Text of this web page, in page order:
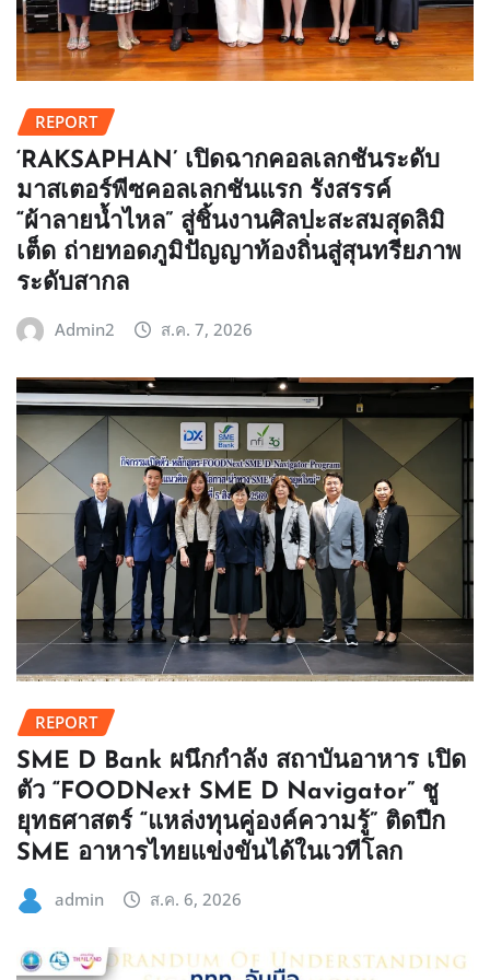
REPORT
‘RAKSAPHAN’ เปิดฉากคอลเลกชันระดับ
มาสเตอร์พีซคอลเลกชันแรก รังสรรค์
“ผ้าลายน้ำไหล” สู่ชิ้นงานศิลปะสะสมสุดลิมิ
เต็ด ถ่ายทอดภูมิปัญญาท้องถิ่นสู่สุนทรียภาพ
ระดับสากล
Admin2 ส.ค. 7, 2026
REPORT
SME D Bank ผนึกกำลัง สถาบันอาหาร เปิด
ตัว “FOODNext SME D Navigator” ชู
ยุทธศาสตร์ “แหล่งทุนคู่องค์ความรู้” ติดปีก
SME อาหารไทยแข่งขันได้ในเวทีโลก
admin ส.ค. 6, 2026